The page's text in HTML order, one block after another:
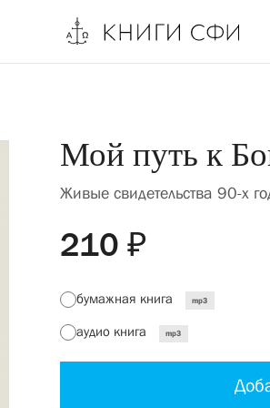
Мой путь к
Живые свидетельства 90-х
210 ₽
бумажная книга mp3
аудио книга mp3